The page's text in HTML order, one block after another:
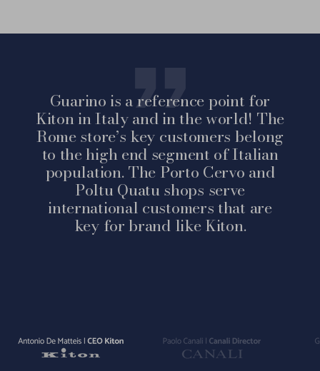
Guarino is a reference point for
Kiton in Italy and in the world! The
Rome store’s key customers belong
to the high end segment of Italian
population. The Porto Cervo and
Poltu Quatu shops serve
international customers that are
key for brand like Kiton.
Vai
Vai